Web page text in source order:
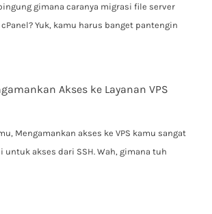
gimana caranya migrasi file server
Yuk, kamu harus banget pantengin
Akses ke Layanan VPS
Mengamankan akses ke VPS kamu sangat
akses dari SSH. Wah, gimana tuh